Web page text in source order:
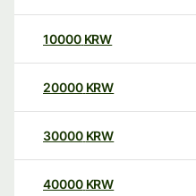
10000 KRW
20000 KRW
30000 KRW
40000 KRW